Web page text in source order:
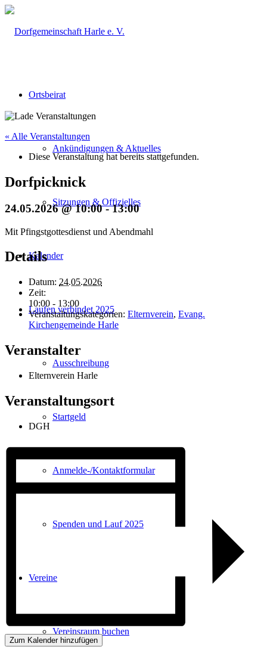
Ortsbeirat
Ankündigungen & Aktuelles
Sitzungen & Offizielles
Kalender
Laufen verbindet 2025
Ausschreibung
Startgeld
Anmelde-/Kontaktformular
Spenden und Lauf 2025
Vereine
Vereinsraum buchen
« Alle Veranstaltungen
Diese Veranstaltung hat bereits stattgefunden.
Dorfpicknick
24.05.2026 @ 10:00-13:00
Mit Pfingstgottesdienst und Abendmahl
Details
Datum: 24.05.2026
Zeit:
10:00 - 13:00
Veranstaltungskategorien: Elternverein, Evang.
Kirchengemeinde Harle
Veranstalter
Elternverein Harle
Veranstaltungsort
DGH
Zum Kalender hinzufügen